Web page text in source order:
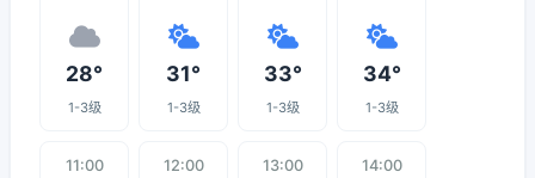
28°
1-3级
31°
1-3级
33°
1-3级
34°
1-3级
11:00 12:00 13:00 14:00